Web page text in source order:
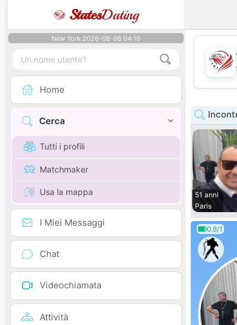
StatesDating
New York 2026-08-06 04:10
Home
Cerca
Tutti i profili
Matchmaker
Usa la mappa
I Miei Messaggi
Chat
Videochiamata
Attività
51 anni
Paris
0.8/1